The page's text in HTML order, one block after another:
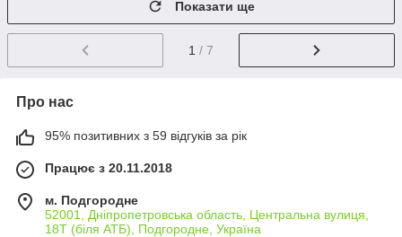
Показати ще
1 / 7
Про нас
95% позитивних з 59 відгуків за рік
Працює з 20.11.2018
м. Подгородне
52001, Дніпропетровська область, Центральна вулиця,
18Т (біля АТБ), Подгородне, Україна